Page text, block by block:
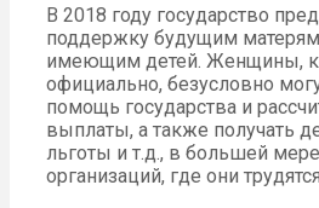
В 2018 году государство
поддержку будущим
имеющим детей. Женщины,
официально, безусловно
помощь государства и
выплаты, а также получать
льготы и т.д., в большей мере
организаций, где они